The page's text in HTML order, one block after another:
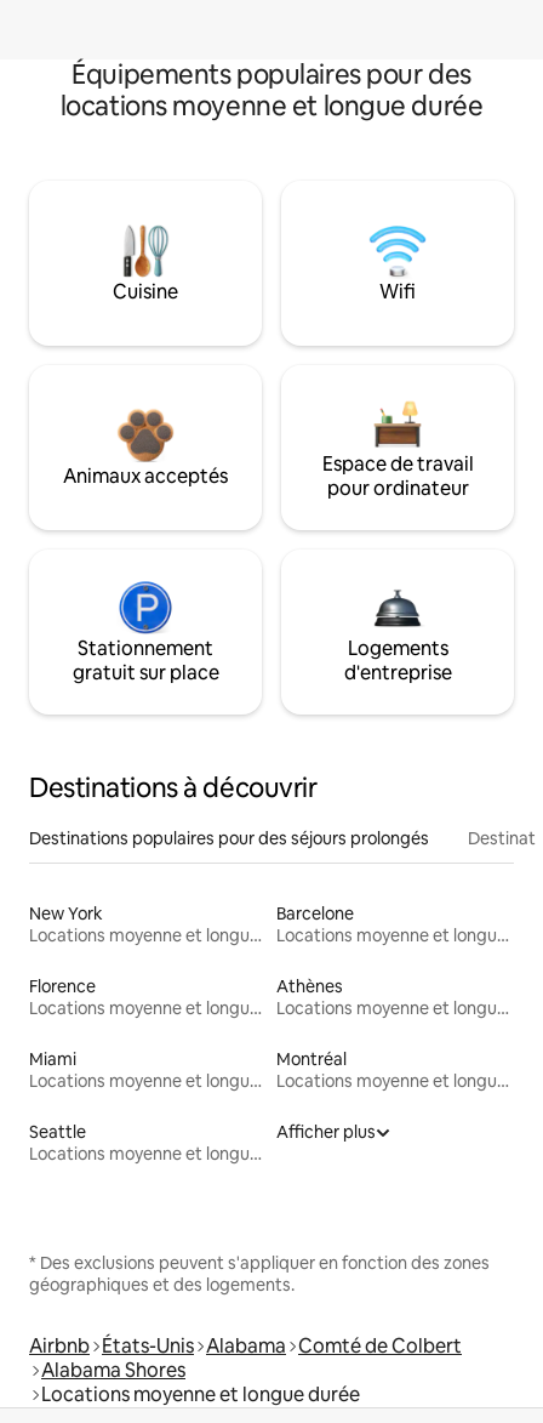
Équipements populaires pour des
locations moyenne et longue durée
Cuisine Wifi
Animaux acceptés
Espace de travail
pour ordinateur
Stationnement
gratuit sur place
Logements
d'entreprise
Destinations à découvrir
Destinations populaires pour des séjours prolongés
New York
Locations moyenne et longue durée
Barcelone
Locations moyenne et longue durée
Florence
Locations moyenne et longue durée
Athènes
Locations moyenne et longue durée
Miami
Locations moyenne et longue durée
Montréal
Locations moyenne et longue durée
Seattle
Locations moyenne et longue durée
Afficher plus
* Des exclusions peuvent s'appliquer en fonction des zones
géographiques et des logements.
Airbnb États-Unis Alabama Comté de Colbert
Alabama Shores
Locations moyenne et longue durée